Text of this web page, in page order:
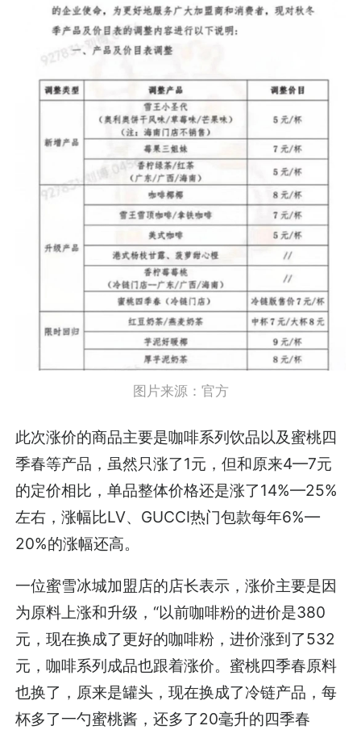
图片来源：官方
此次涨价的商品主要是咖啡系列饮品以及蜜桃四
季春等产品，虽然只涨了1元，但和原来4—7元
的定价相比，单品整体价格还是涨了14%—25%
左右，涨幅比LV、GUCCI热门包款每年6%—
20%的涨幅还高。
一位蜜雪冰城加盟店的店长表示，涨价主要是因
为原料上涨和升级，“以前咖啡粉的进价是380
元，现在换成了更好的咖啡粉，进价涨到了532
元，咖啡系列成品也跟着涨价。蜜桃四季春原料
也换了，原来是罐头，现在换成了冷链产品，每
杯多了一勺蜜桃酱，还多了20毫升的四季春